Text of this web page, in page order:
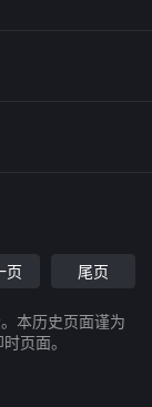
页 尾页
本历史页面谨为
页面。